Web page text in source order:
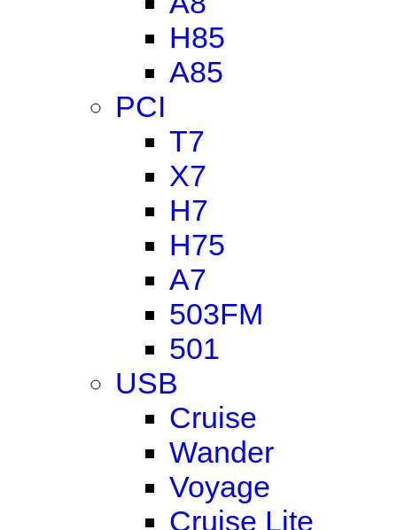
H85
A85
PCI
T7
X7
H7
H75
A7
503FM
501
USB
Cruise
Wander
Voyage
Cruise Lite